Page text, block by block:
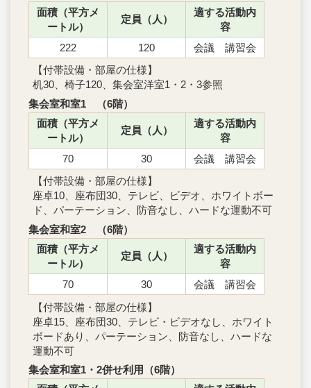
面積（平方メ
ートル）
定員（人）
適する活動内
容
222
120
会議 講習会
【付帯設備・部屋の仕様】
机30、椅子120、集会室洋室1・2・3参照
集会室和室1 （6階）
面積（平方メ
ートル）
定員（人）
適する活動内
容
70
30
会議 講習会
【付帯設備・部屋の仕様】
座卓10、座布団30、テレビ、ビデオ、ホワイトボー
ド、パーテーション、防音なし、ハードな運動不可
集会室和室2 （6階）
面積（平方メ
ートル）
定員（人）
適する活動内
容
70
30
会議 講習会
【付帯設備・部屋の仕様】
座卓15、座布団30、テレビ・ビデオなし、ホワイト
ボードあり、パーテーション、防音なし、ハードな
運動不可
集会室和室1・2併せ利用（6階）